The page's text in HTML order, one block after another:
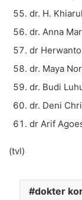
dr. H.
dr. Anna
dr
dr. Maya
dr. Budi
dr. Deni
dr Arif
(tvl)
dokter